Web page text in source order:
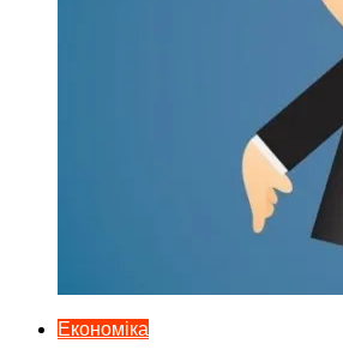
Економіка